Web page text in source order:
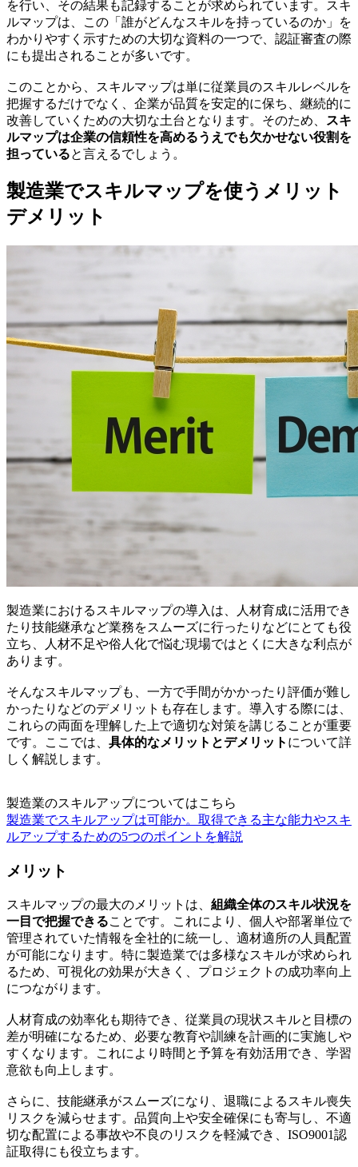
を行い、その結果も記録することが求められています。スキ
ルマップは、この「誰がどんなスキルを持っているのか」を
わかりやすく示すための大切な資料の一つで、認証審査の際
にも提出されることが多いです。
このことから、スキルマップは単に従業員のスキルレベルを
把握するだけでなく、企業が品質を安定的に保ち、継続的に
改善していくための大切な土台となります。そのため、
スキ
ルマップは企業の信頼性を高めるうえでも欠かせない役割を
担っていると言えるでしょう。
製造業でスキルマップを使うメリット
デメリット
製造業におけるスキルマップの導入は、人材育成に活用でき
たり技能継承など業務をスムーズに行ったりなどにとても役
立ち、人材不足や俗人化で悩む現場ではとくに大きな利点が
あります。
そんなスキルマップも、一方で手間がかかったり評価が難し
かったりなどのデメリットも存在します。導入する際には、
これらの両面を理解した上で適切な対策を講じることが重要
です。ここでは、 具体的なメリットとデメリット について詳
しく解説します。
製造業のスキルアップについてはこちら
製造業でスキルアップは可能か。取得できる主な能力やスキ
ルアップするための5つのポイントを解説
メリット
スキルマップの最大のメリットは、 組織全体のスキル状況を
一目で把握できることです。これにより、個人や部署単位で
管理されていた情報を全社的に統一し、適材適所の人員配置
が可能になります。特に製造業では多様なスキルが求められ
るため、可視化の効果が大きく、プロジェクトの成功率向上
につながります。
人材育成の効率化も期待でき、従業員の現状スキルと目標の
差が明確になるため、必要な教育や訓練を計画的に実施しや
すくなります。これにより時間と予算を有効活用でき、学習
意欲も向上します。
さらに、技能継承がスムーズになり、退職によるスキル喪失
リスクを減らせます。品質向上や安全確保にも寄与し、不適
切な配置による事故や不良のリスクを軽減でき、ISO9001認
証取得にも役立ちます。